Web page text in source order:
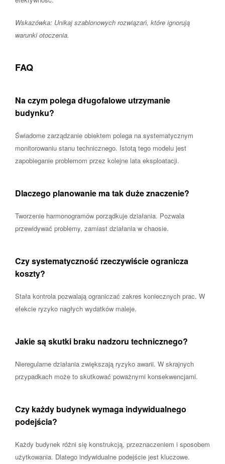
Wskazówka: Unikaj szablonowych rozwiązań, które ignorują
warunki otoczenia.
FAQ
Na czym polega długofalowe utrzymanie
budynku?
Świadome zarządzanie obiektem polega na systematycznym
monitorowaniu stanu technicznego. Istotą tego modelu jest
zapobieganie problemom przez kolejne lata eksploatacji.
Dlaczego planowanie ma tak duże znaczenie?
Tworzenie harmonogramów porządkuje działania. Pozwala
przewidywać problemy, zamiast działania w chaosie.
Czy systematyczność rzeczywiście ogranicza
koszty?
Stała kontrola pozwalają ograniczać zakres koniecznych prac. W
efekcie ryzyko nagłych wydatków maleje.
Jakie są skutki braku nadzoru technicznego?
Nieregularne działania zwiększają ryzyko awarii. W skrajnych
przypadkach może to skutkować poważnymi konsekwencjami.
Czy każdy budynek wymaga indywidualnego
podejścia?
Każdy budynek różni się konstrukcją, przeznaczeniem i sposobem
użytkowania. Dlatego indywidualne podejście jest kluczowe.